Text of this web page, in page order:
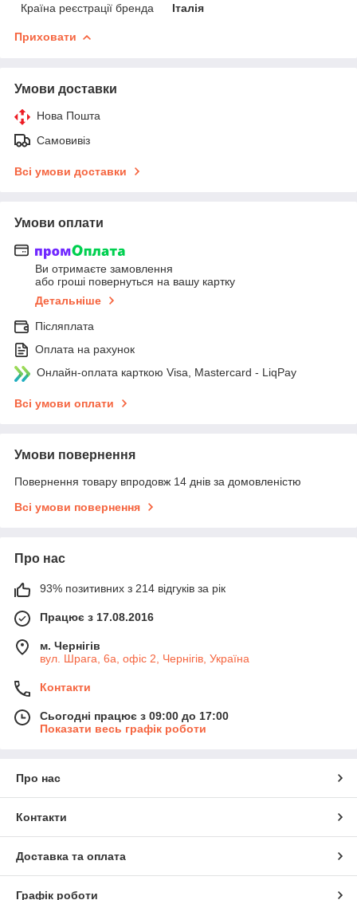
Країна реєстрації бренда
Італія
Приховати
Умови доставки
Нова Пошта
Самовивіз
Всі умови доставки
Умови оплати
Ви отримаєте замовлення
або гроші повернуться на вашу картку
Детальніше
Післяплата
Оплата на рахунок
Онлайн-оплата карткою Visa, Mastercard - LiqPay
Всі умови оплати
Умови повернення
Повернення товару впродовж 14 днів за домовленістю
Всі умови повернення
Про нас
93% позитивних з 214 відгуків за рік
Працює з 17.08.2016
м. Чернігів
вул. Шрага, 6а, офіс 2, Чернігів, Україна
Контакти
Сьогодні працює з 09:00 до 17:00
Показати весь графік роботи
Про нас
Контакти
Доставка та оплата
Графік роботи